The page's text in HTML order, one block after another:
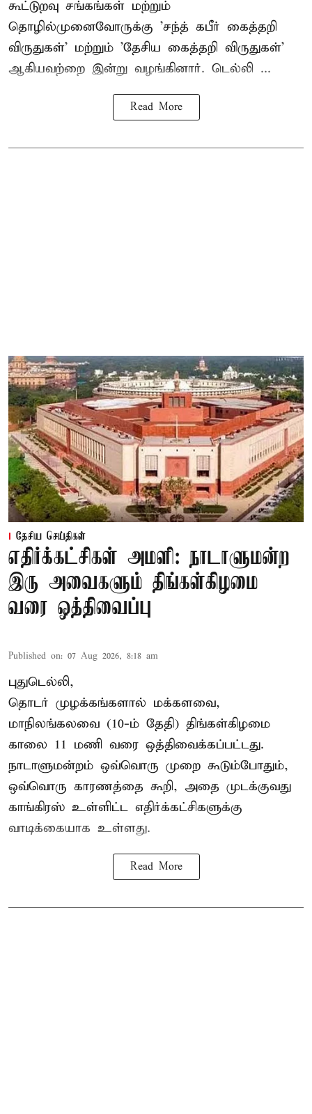
கூட்டுறவு சங்கங்கள் மற்றும்
தொழில்முனைவோருக்கு 'சந்த் கபீர் கைத்தறி
விருதுகள்' மற்றும் 'தேசிய கைத்தறி விருதுகள்'
ஆகியவற்றை இன்று வழங்கினார். டெல்லி ...
Read More
தேசிய செய்திகள்
எதிர்க்கட்சிகள் அமளி: நாடாளுமன்ற
இரு அவைகளும் திங்கள்கிழமை
வரை ஒத்திவைப்பு
Published on: 07 Aug 2026, 8:18 am
புதுடெல்லி,
தொடர் முழக்கங்களால் மக்களவை,
மாநிலங்கலவை (10-ம் தேதி) திங்கள்கிழமை
காலை 11 மணி வரை ஒத்திவைக்கப்பட்டது.
நாடாளுமன்றம் ஒவ்வொரு முறை கூடும்போதும்,
ஒவ்வொரு காரணத்தை கூறி, அதை முடக்குவது
காங்கிரஸ் உள்ளிட்ட எதிர்க்கட்சிகளுக்கு
வாடிக்கையாக உள்ளது.
Read More